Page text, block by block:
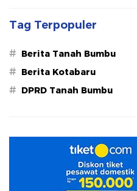
Tag Terpopuler
# Berita Tanah Bumbu
# Berita Kotabaru
# DPRD Tanah Bumbu